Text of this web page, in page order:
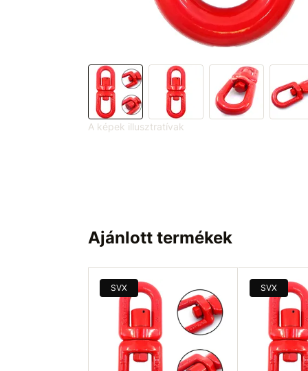
A képek illusztratívak
Ajánlott termékek
SVX SVX